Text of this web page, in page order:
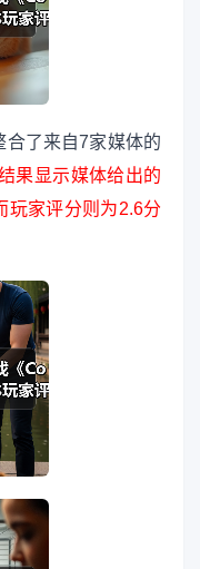
了来自7家媒体的
果显示媒体给出的
玩家评分则为2.6分